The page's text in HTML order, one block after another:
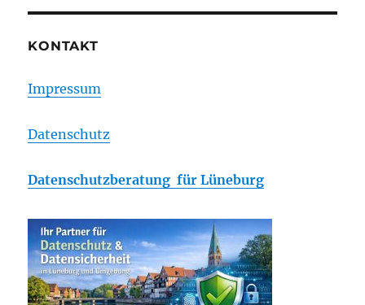
KONTAKT
Impressum
Datenschutz
Datenschutzberatung für Lüneburg